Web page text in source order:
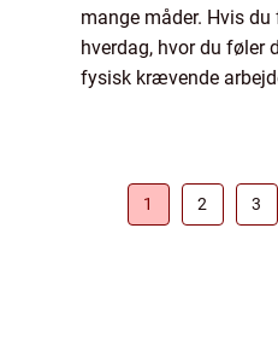
mange måder. Hvis du
hverdag, hvor du føler
fysisk krævende
1 2 3